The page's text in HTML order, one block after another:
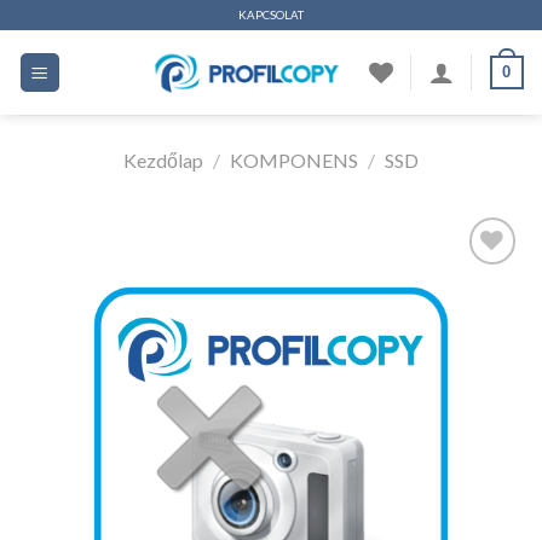
tartalomhoz
KAPCSOLAT
0
Kezdőlap / KOMPONENS / SSD
Kedvencekhez